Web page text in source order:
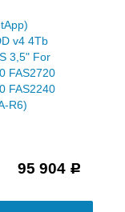
v4 4Tb
3,5" For
FAS2720
FAS2240
R6)
95 904 Р